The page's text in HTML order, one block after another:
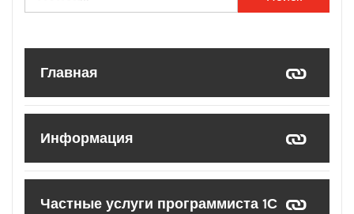
Главная
Информация
Частные услуги программиста 1С